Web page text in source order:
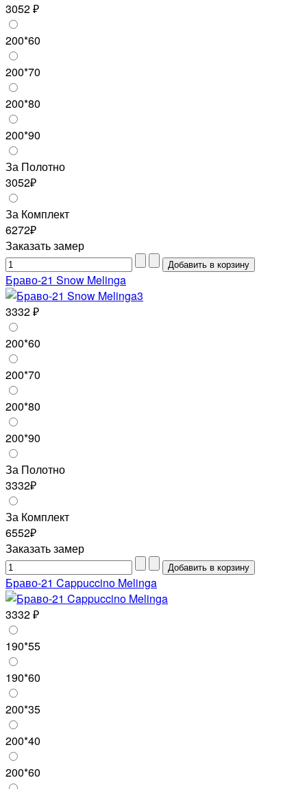
3052 ₽
200*60
200*70
200*80
200*90
За Полотно
3052₽
За Комплект
6272₽
Заказать замер
Браво-21 Snow Melinga
3332 ₽
200*60
200*70
200*80
200*90
За Полотно
3332₽
За Комплект
6552₽
Заказать замер
Браво-21 Cappuccino Melinga
3332 ₽
190*55
190*60
200*35
200*40
200*60